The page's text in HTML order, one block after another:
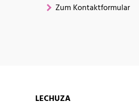
Zum Kontaktformular
LECHUZA